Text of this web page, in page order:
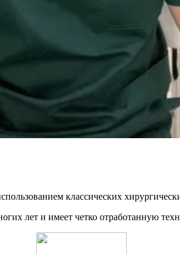
классических
лет и имеет четко отработанную